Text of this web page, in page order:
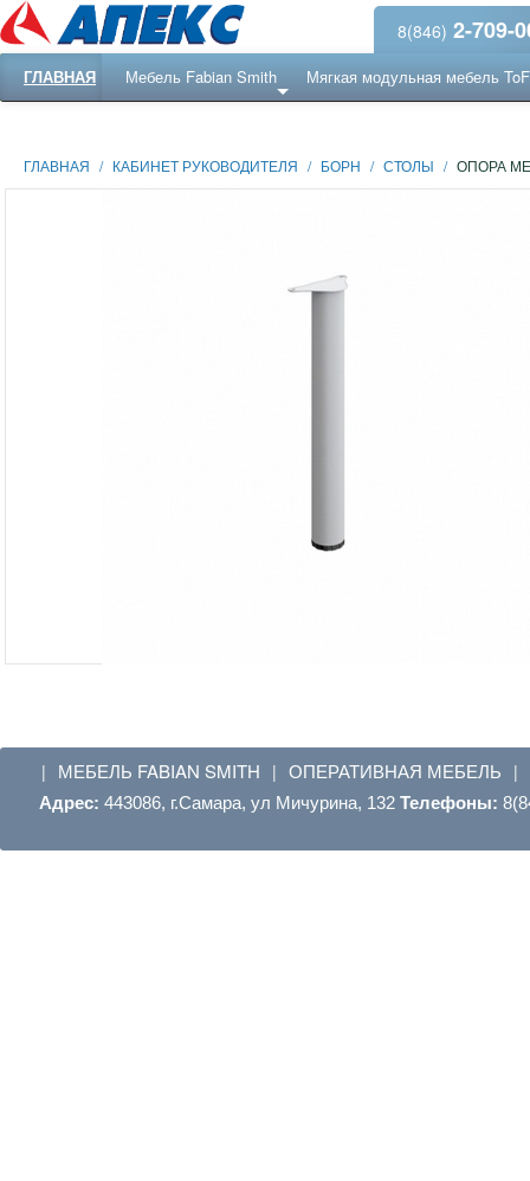
8(846) 2-709-
ГЛАВНАЯ Мебель Fabian Smith Мягкая модульная мебель
ГЛАВНАЯ / КАБИНЕТ РУКОВОДИТЕЛЯ / БОРН / СТОЛЫ / ОПОРА
| МЕБЕЛЬ FABIAN SMITH | ОПЕРАТИВНАЯ МЕБЕЛЬ |
Адрес: 443086, г.Самара, ул Мичурина, 132 Телефоны: